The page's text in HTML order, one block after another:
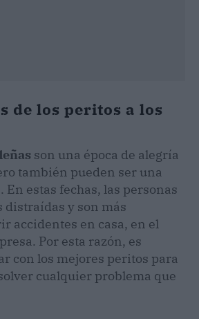
de los peritos a los
son una época de alegría
también pueden ser una
En estas fechas, las personas
distraídas y son más
accidentes en casa, en el
Por esta razón, es
con los mejores peritos para
cualquier problema que